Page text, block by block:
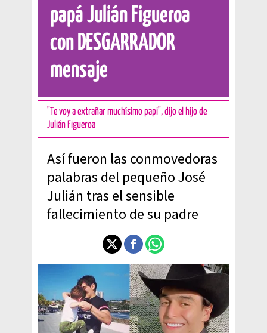
papá Julián Figueroa
con DESGARRADOR
mensaje
"Te voy a extrañar muchísimo papi", dijo el hijo de
Julián Figueroa
Así fueron las conmovedoras
palabras del pequeño José
Julián tras el sensible
fallecimiento de su padre